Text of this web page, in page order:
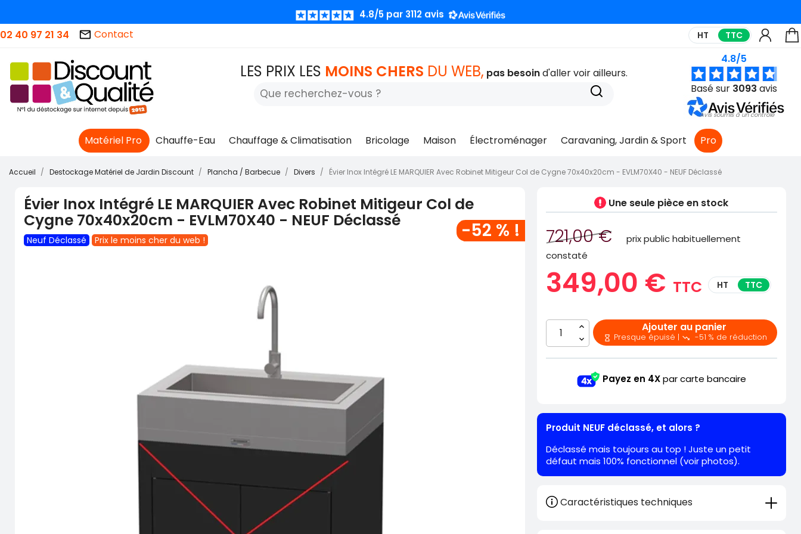
4.8/5 par 3112 avis
4.8/5 par 3112 avis
02 40 97 21 34 mail_outline Contact HT TTC
LES PRIX LES MOINS CHERS DU WEB, pas besoind'aller voir ailleurs.
4.8/5
Basé sur 3093 avis
Avis soumis à un contrôle
Matériel Pro Chauffe-Eau Chauffage & Climatisation Bricolage Maison Électroménager Caravaning, Jardin & Sport Pro
Accueil Destockage Matériel de Jardin Discount Plancha / Barbecue Divers Évier Inox Intégré LE MARQUIER Avec Robinet Mitigeur Col de Cygne 70x40x20cm - EVLM70X40 - NEUF Déclassé
-52 % !
Évier Inox Intégré LE MARQUIER Avec Robinet Mitigeur Col de
Cygne 70x40x20cm - EVLM70X40 - NEUF Déclassé
Neuf Déclassé Prix le moins cher du web !
Une seule pièceen stock
721,00 €
prix public habituellement
constaté
349,00 € TTC HT TTC
Ajouter au panier
 Presque épuisé |  -51 % de réduction
Payez en 4Xpar carte bancaire
Produit NEUF déclassé, et alors ?
Déclassé mais toujours au top ! Juste un petit
défaut mais 100% fonctionnel (voir photos).
Caractéristiques techniques